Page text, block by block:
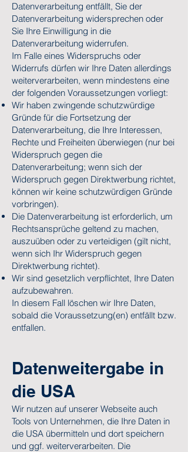
Datenverarbeitung entfällt, Sie der
Datenverarbeitung widersprechen oder
Sie Ihre Einwilligung in die
Datenverarbeitung widerrufen.
Im Falle eines Widerspruchs oder
Widerrufs dürfen wir Ihre Daten allerdings
weiterverarbeiten, wenn mindestens eine
der folgenden Voraussetzungen vorliegt:
Wir haben zwingende schutzwürdige
Gründe für die Fortsetzung der
Datenverarbeitung, die Ihre Interessen,
Rechte und Freiheiten überwiegen (nur bei
Widerspruch gegen die
Datenverarbeitung; wenn sich der
Widerspruch gegen Direktwerbung richtet,
können wir keine schutzwürdigen Gründe
vorbringen).
Die Datenverarbeitung ist erforderlich, um
Rechtsansprüche geltend zu machen,
auszuüben oder zu verteidigen (gilt nicht,
wenn sich Ihr Widerspruch gegen
Direktwerbung richtet).
Wir sind gesetzlich verpflichtet, Ihre Daten
aufzubewahren.
In diesem Fall löschen wir Ihre Daten,
sobald die Voraussetzung(en) entfällt bzw.
entfallen.
Datenweitergabe in
die USA
Wir nutzen auf unserer Webseite auch
Tools von Unternehmen, die Ihre Daten in
die USA übermitteln und dort speichern
und ggf. weiterverarbeiten. Die